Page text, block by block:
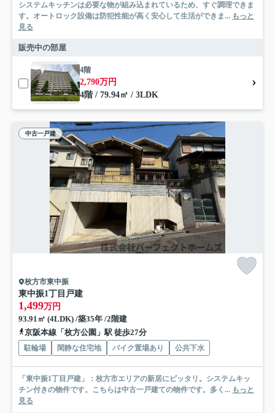
システムキッチンは必要な物が組み込まれているため、すぐ調理できま
す。オートロック設備は防犯性能が高く安心して生活ができま... もっと
見る
販売中の部屋
4階
2,790万円
4階 / 79.94㎡ / 3LDK
中古一戸建
枚方市東中振
東中振1丁目戸建
1,499万円
93.91㎡ (4LDK) /築35年 /2階建
京阪本線「枚方公園」駅 徒歩27分
駐輪場 閑静な住宅地 バイク置場あり 公共下水
「東中振1丁目戸建」：枚方市エリアの新居にピッタリ。システムキッ
チン付きの物件です。こちらは中古一戸建ての物件です。多く... もっと
見る